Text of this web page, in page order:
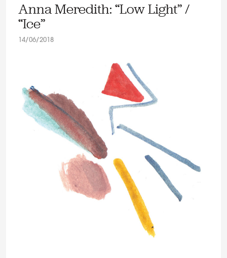
Anna Meredith: “Low Light” /
“Ice”
14/06/2018